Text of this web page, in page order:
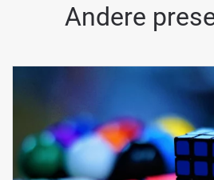
Andere